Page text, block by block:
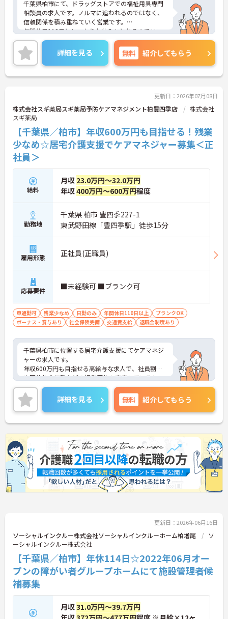
千葉県柏市にて、ドラッグストアでの福祉用具専門
相談員の求人です。ノルマに追われるのではなく、
信頼関係を積み重ねていく営業です。
年間休日118日としっかりお休みもとれるのでリフ
レッシュできます！また、年収450万円も目指せる
のでモチベーション高く勤務していただけます。
未経験の方でもOJTで丁寧にお教えいただけるので
安心です。ご興味のある方には、面接対策ポイント
など、さらに詳細をご案内しますのでお気軽にご相
詳細を見る 無料 紹介してもらう
更新日：2026年07月08日
株式会社スギ薬局スギ薬局予防ケアマネジメント柏豊四季店
株式会社
スギ薬局
【千葉県／柏市】年収600万円も目指せる！残業
少なめ☆居宅介護支援でケアマネジャー募集＜正
社員＞
給料
月収 23.0万円～32.0万円
年収400万円～600万円程度
勤務地
千葉県 柏市 豊四季227-1
東武野田線「豊四季駅」徒歩15分
雇用形態 正社員(正職員)
応募要件 ■未経験可 ■ブランク可
車通勤可 残業少なめ 日勤のみ 年間休日110日以上
ブランクOK
ボーナス・賞与あり
社会保険完備 交通費支給 退職金制度あり
千葉県柏市に位置する居宅介護支援にてケアマネジ
ャーの求人です。
年収600万円も目指せる高給与な求人で、社員割引
や団体生命保険などの福利厚生も充実しているた
め、安心して長く勤務していただけます。残業が少
なくメリハリのある働き方も魅力です☆
ご興味のある方には、面接対策ポイントなど、さら
に詳細をご案内しますのでお気軽にご相談くださ
い！
詳細を見る 無料 紹介してもらう
更新日：2026年06月16日
ソーシャルインクルー株式会社ソーシャルインクルーホーム柏増尾
ソ
ーシャルインクルー株式会社
【千葉県／柏市】年休114日☆2022年06月オー
プンの障がい者グループホームにて施設管理者候
補募集
月収31.0万円～39.7万円